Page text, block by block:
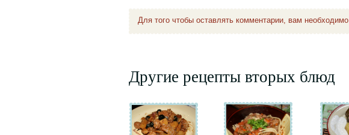
Для того чтобы оставлять комментарии, вам необходимо
Другие рецепты вторых блюд